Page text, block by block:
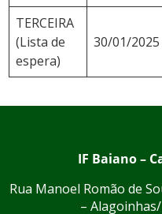
TERCEIRA
(Lista de
espera)
30/01/2025
IF Baiano –
Rua Manoel Romão de
– Alagoinhas/